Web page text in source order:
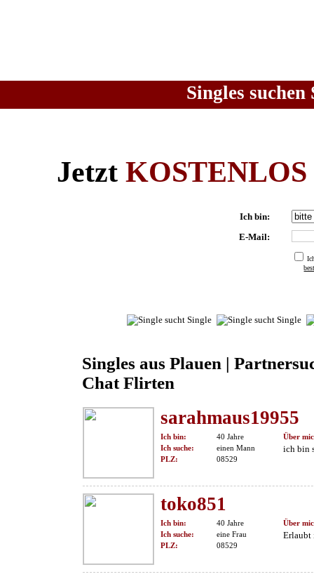
Singles
Jetzt KOSTENLOS
Ich bin:
E-Mail:
Singles aus Plauen |
Chat Flirten
sarahmaus19955
Ich bin:
40 Jahre
Ich suche:
einen Mann
PLZ:
08529
Über
ich bin
toko851
Ich bin:
40 Jahre
Ich suche:
eine Frau
PLZ:
08529
Über
Erlaubt